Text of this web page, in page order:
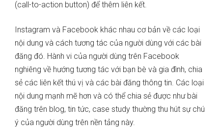
(call-to-action button) để thêm liên kết.
Instagram và Facebook khác nhau cơ bản về các loại
nội dung và cách tương tác của người dùng với các bài
đăng đó. Hành vi của người dùng trên Facebook
nghiêng về hướng tương tác với bạn bè và gia đình, chia
sẻ các liên kết thú vị và các bài đăng thông tin. Các loại
nội dung mạnh mẽ hơn và có thể chia sẻ được như bài
đăng trên blog, tin tức, case study thường thu hút sự chú
ý của người dùng trên nền tảng này.